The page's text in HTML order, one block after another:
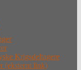
Krigsdeltagere
(eksternt link)